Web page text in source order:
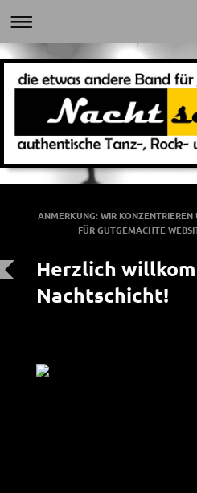
ANMERKUNG: WIR
FÜR GUTGEMACHTE
Herzlich
Nachtschicht!